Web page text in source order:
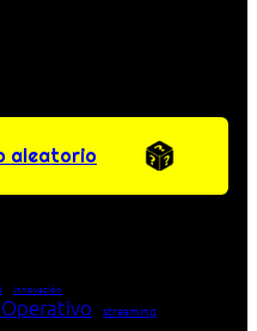
aleatorio
innovación
streaming